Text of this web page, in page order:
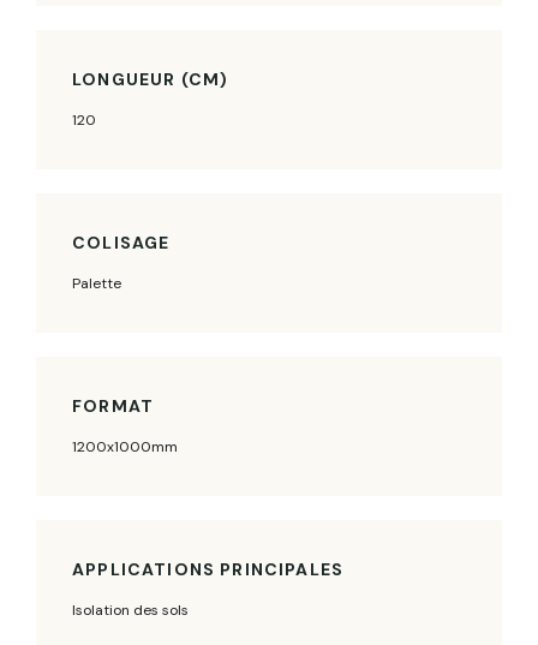
LONGUEUR (CM)
120
COLISAGE
Palette
FORMAT
1200x1000mm
APPLICATIONS PRINCIPALES
Isolation des sols